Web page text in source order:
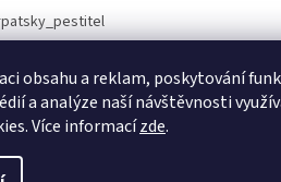
obsahu a reklam, poskytování
a analýze naší návštěvnosti
Více informacízde.
Lokality